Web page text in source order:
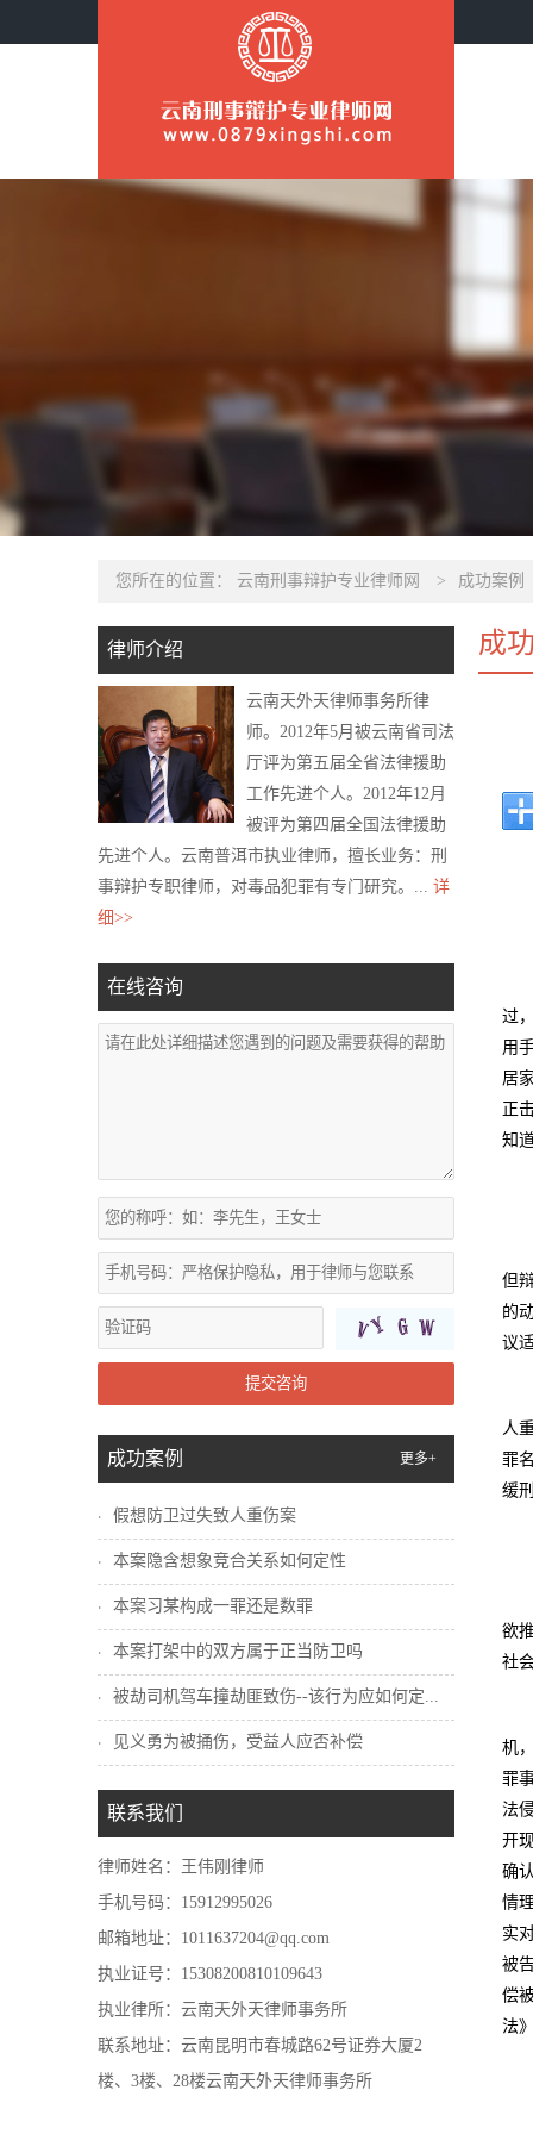
您所在的位置： 云南刑事辩护专业律师网 > 成功案例
律师介绍
云南天外天律师事务所律
师。2012年5月被云南省司法
厅评为第五届全省法律援助
工作先进个人。2012年12月
被评为第四届全国法律援助
先进个人。云南普洱市执业律师，擅长业务：刑
事辩护专职律师，对毒品犯罪有专门研究。... 详
细>>
在线咨询
提交咨询
成功案例 更多+
假想防卫过失致人重伤案
本案隐含想象竞合关系如何定性
本案习某构成一罪还是数罪
本案打架中的双方属于正当防卫吗
被劫司机驾车撞劫匪致伤--该行为应如何定...
见义勇为被捅伤，受益人应否补偿
联系我们
律师姓名：王伟刚律师
手机号码：15912995026
邮箱地址：1011637204@qq.com
执业证号：15308200810109643
执业律所：云南天外天律师事务所
联系地址：云南昆明市春城路62号证券大厦2
楼、3楼、28楼云南天外天律师事务所
成
过
用
居
正
知
但
的
议
人
罪
缓
欲
社
机
罪
法
开
确
情
实
被
偿
法